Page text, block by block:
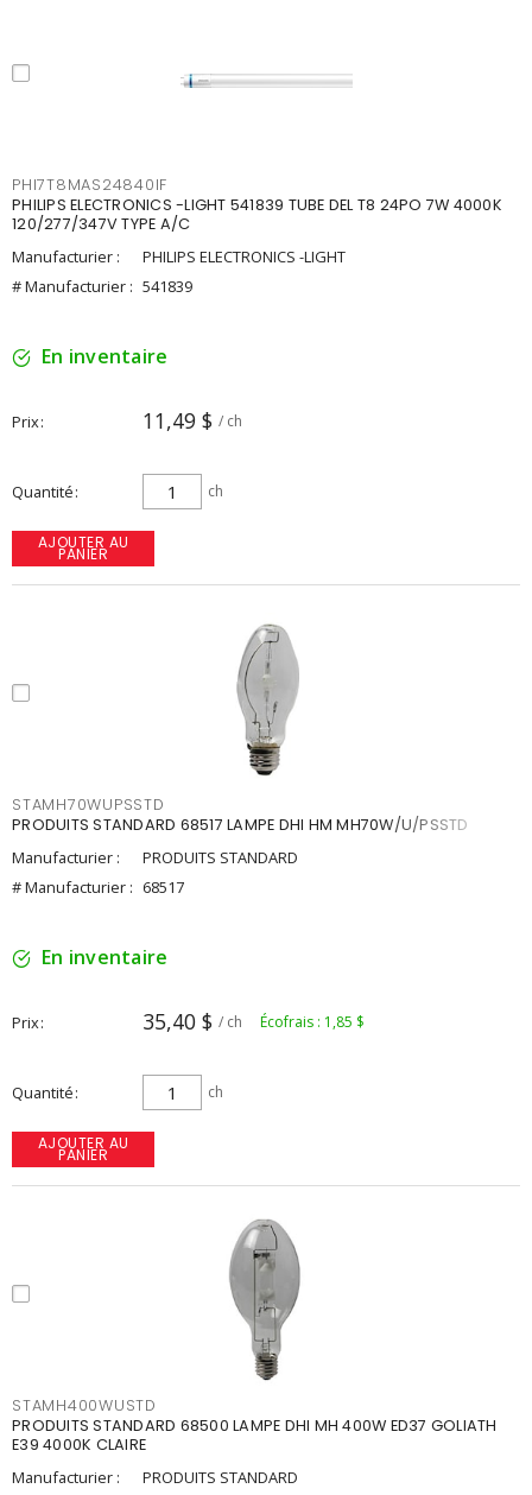
PHI7T8MAS24840IF
PHILIPS ELECTRONICS -LIGHT 541839 TUBE DEL T8 24PO 7W 4000K
120/277/347V TYPE A/C
Manufacturier :
PHILIPS ELECTRONICS -LIGHT
# Manufacturier : 541839
En inventaire
Prix 11,49 $ / ch
Quantité ch
AJOUTER AU
PANIER
STAMH70WUPSSTD
PRODUITS STANDARD 68517 LAMPE DHI HM MH70W/U/PSSTD
Manufacturier :
PRODUITS STANDARD
# Manufacturier : 68517
En inventaire
Prix 35,40 $ / ch Écofrais : 1,85 $
Quantité ch
AJOUTER AU
PANIER
STAMH400WUSTD
PRODUITS STANDARD 68500 LAMPE DHI MH 400W ED37 GOLIATH
E39 4000K CLAIRE
Manufacturier :
PRODUITS STANDARD